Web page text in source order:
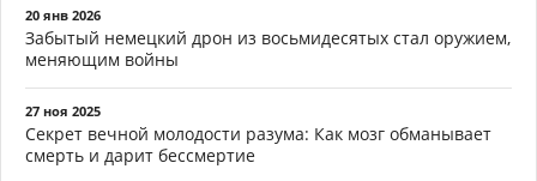
20 янв 2026
Забытый немецкий дрон из восьмидесятых стал оружием,
меняющим войны
27 ноя 2025
Секрет вечной молодости разума: Как мозг обманывает
смерть и дарит бессмертие